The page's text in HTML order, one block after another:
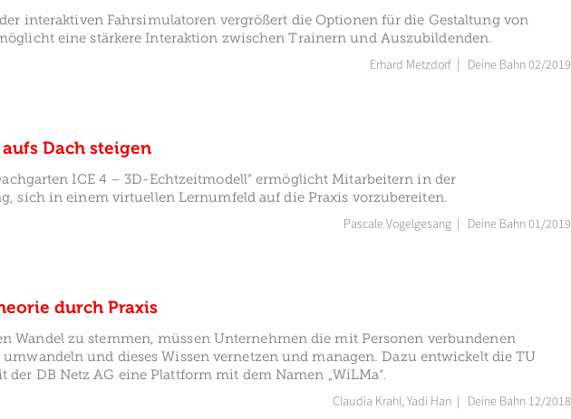
interaktiven Fahrsimulatoren vergrößert die Optionen für die Gestaltung von
eine stärkere Interaktion zwischen Trainern und Auszubildenden.
Erhard Metzdorf Deine Bahn 02/2019
Dach steigen
ICE 4 – 3D-Echtzeitmodell“ ermöglicht Mitarbeitern in der
sich in einem virtuellen Lernumfeld auf die Praxis vorzubereiten.
Pascale Vogelgesang Deine Bahn 01/2019
durch Praxis
Wandel zu stemmen, müssen Unternehmen die mit Personen verbundenen
und dieses Wissen vernetzen und managen. Dazu entwickelt die TU
der DB Netz AG eine Plattform mit dem Namen „WiLMa“.
Claudia Krahl,Yadi Han Deine Bahn 12/2018